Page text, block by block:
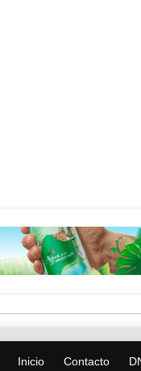
Inicio Contacto